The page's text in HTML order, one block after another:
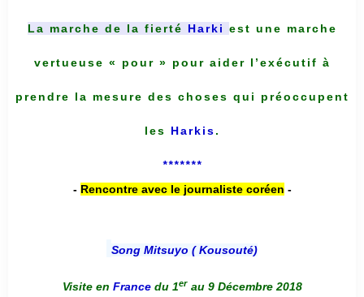
La marche de la fierté Harki est une marche
vertueuse « pour » pour aider l’exécutif à
prendre la mesure des choses qui préoccupent
les Harkis.
*******
- Rencontre avec le journaliste coréen -
Song Mitsuyo ( Kousouté)
Visite en France du 1er au 9 Décembre 2018